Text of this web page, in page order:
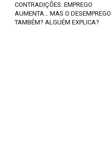
CONTRADIÇÕES: EMPREGO
AUMENTA… MAS O DESEMPREGO
TAMBÉM? ALGUÉM EXPLICA?